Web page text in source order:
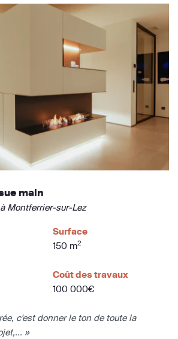
main
Montferrier-sur-Lez
Surface
150 m2
Coût des travaux
100 000€
c'est donner le ton de toute la
»